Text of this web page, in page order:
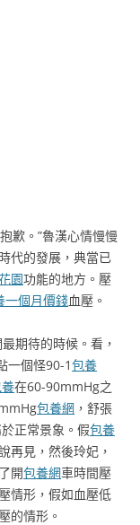
歉。”魯漢心情慢慢
代的發展，典當已
園功能的地方。壓
一個月價錢血壓。
期待的時候。看，
一個怪90-1包養
在60-90mmHg之
包養網 ，舒張
正常景象。假包養
再見，然後玲妃，
開包養網車時間壓
情形，假如血壓低
的情形。